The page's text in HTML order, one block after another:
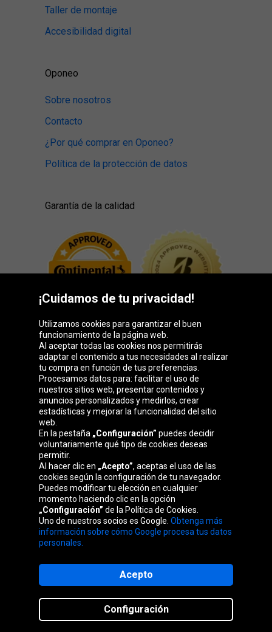
Taller de montaje
Accesibilidad digital
Oponeo
Sobre nosotros
Contacto
¿Por qué comprar en Oponeo?
Política de la protección de datos
Garantía de la calidad
Grupo Oponeo
Belgique
republika
France Italia Magyarország Nederland
Österreich Polska
Slovenská
republika
United
Kingdom
Mapa del sitio web
¡Cuidamos de tu privacidad!
Utilizamos cookies para garantizar el buen
funcionamiento de la página web.
Al aceptar todas las cookies nos permitirás
adaptar el contenido a tus necesidades al realizar
tu compra en función de tus preferencias.
Procesamos datos para: facilitar el uso de
nuestros sitios web, presentar contenidos y
anuncios personalizados y medirlos, crear
estadísticas y mejorar la funcionalidad del sitio
web.
En la pestaña „Configuración” puedes decidir
voluntariamente qué tipo de cookies deseas
permitir.
Al hacer clic en „Acepto”, aceptas el uso de las
cookies según la configuración de tu navegador.
Puedes modificar tu elección en cualquier
momento haciendo clic en la opción
„Configuración” de la Política de Cookies.
Uno de nuestros socios es Google. Obtenga más
información sobre cómo Google procesa tus datos
personales.
Configuración
Acepto